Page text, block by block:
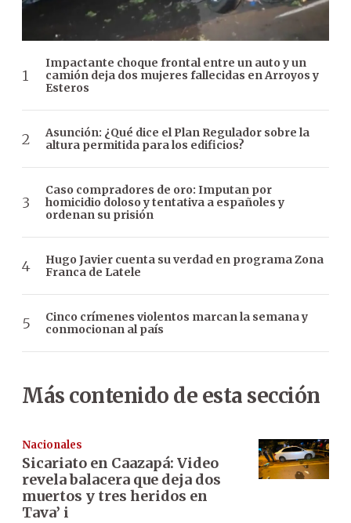
Impactante choque frontal entre un auto y un
camión deja dos mujeres fallecidas en Arroyos y
Esteros
Asunción: ¿Qué dice el Plan Regulador sobre la
altura permitida para los edificios?
Caso compradores de oro: Imputan por
homicidio doloso y tentativa a españoles y
ordenan su prisión
Hugo Javier cuenta su verdad en programa Zona
Franca de Latele
Cinco crímenes violentos marcan la semana y
conmocionan al país
Más contenido de esta sección
Nacionales
Sicariato en Caazapá: Video
revela balacera que deja dos
muertos y tres heridos en
Tava’ i